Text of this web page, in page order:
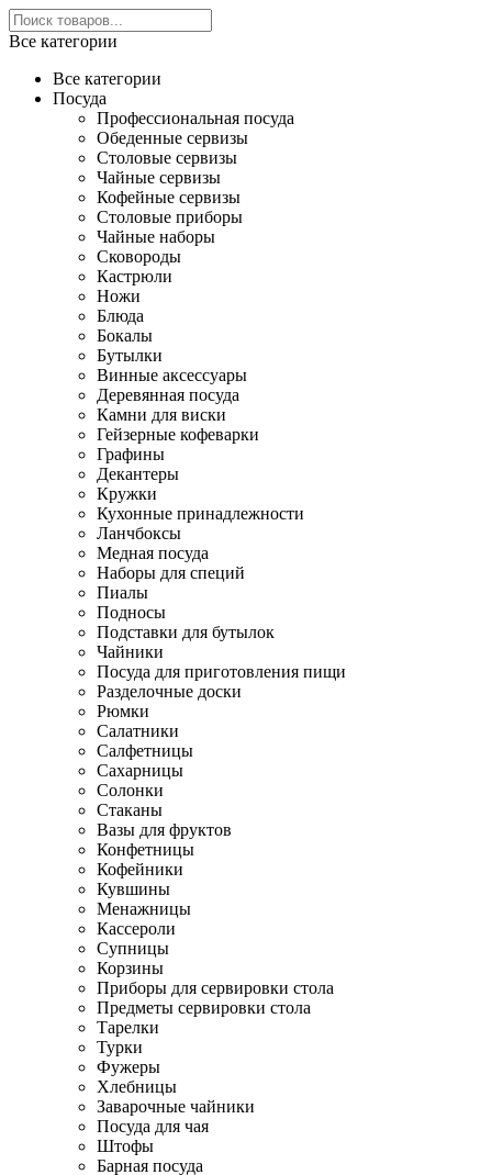
Все категории
Все категории
Посуда
Профессиональная посуда
Обеденные сервизы
Столовые сервизы
Чайные сервизы
Кофейные сервизы
Столовые приборы
Чайные наборы
Сковороды
Кастрюли
Ножи
Блюда
Бокалы
Бутылки
Винные аксессуары
Деревянная посуда
Камни для виски
Гейзерные кофеварки
Графины
Декантеры
Кружки
Кухонные принадлежности
Ланчбоксы
Медная посуда
Наборы для специй
Пиалы
Подносы
Подставки для бутылок
Чайники
Посуда для приготовления пищи
Разделочные доски
Рюмки
Салатники
Салфетницы
Сахарницы
Солонки
Стаканы
Вазы для фруктов
Конфетницы
Кофейники
Кувшины
Менажницы
Кассероли
Супницы
Корзины
Приборы для сервировки стола
Предметы сервировки стола
Тарелки
Турки
Фужеры
Хлебницы
Заварочные чайники
Посуда для чая
Штофы
Барная посуда